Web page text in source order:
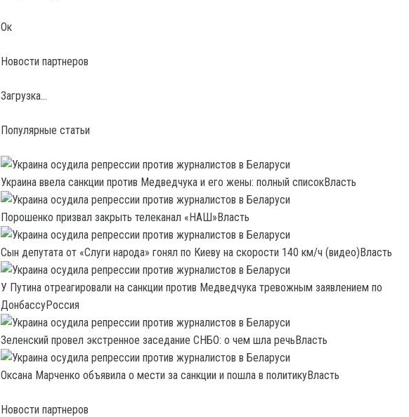
Ок
Новости партнеров
Загрузка…
Популярные статьи
Украина ввела санкции против Медведчука и его жены: полный списокВласть
Порошенко призвал закрыть телеканал «НАШ»Власть
Сын депутата от «Слуги народа» гонял по Киеву на скорости 140 км/ч (видео)Власть
У Путина отреагировали на санкции против Медведчука тревожным заявлением по
ДонбассуРоссия
Зеленский провел экстренное заседание СНБО: о чем шла речьВласть
Оксана Марченко объявила о мести за санкции и пошла в политикуВласть
Новости партнеров